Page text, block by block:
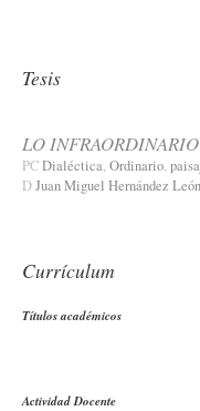
Tesis
LO
PCDialéctica, Ordinario,
DJuan Miguel Hernández León
Currículum
Títulos académicos
Actividad Docente